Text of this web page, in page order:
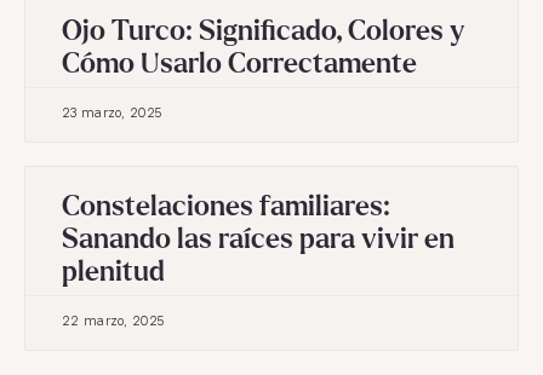
Ojo Turco: Significado, Colores y
Cómo Usarlo Correctamente
23 marzo, 2025
Constelaciones familiares:
Sanando las raíces para vivir en
plenitud
22 marzo, 2025